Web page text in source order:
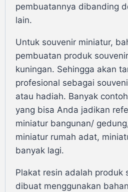
pembuatannya dibanding
lain.
Untuk souvenir miniatur,
pembuatan produk
kuningan. Sehingga akan
profesional sebagai
atau hadiah. Banyak
yang bisa Anda jadikan
miniatur bangunan/
miniatur rumah adat,
banyak lagi.
Plakat resin adalah produk
dibuat menggunakan